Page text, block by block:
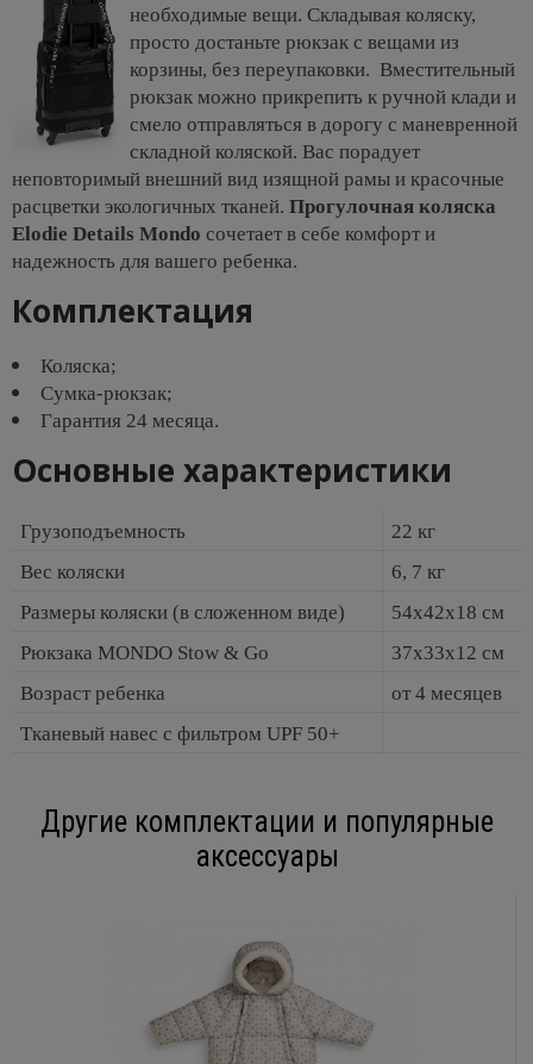
необходимые вещи. Складывая коляску,
просто достаньте рюкзак с вещами из
корзины, без переупаковки. Вместительный
рюкзак можно прикрепить к ручной клади и
смело отправляться в дорогу с маневренной
складной коляской. Вас порадует
неповторимый внешний вид изящной рамы и красочные
расцветки экологичных тканей. Прогулочная коляска
Elodie Details Mondo сочетает в себе комфорт и
надежность для вашего ребенка.
Комплектация
Коляска;
Сумка-рюкзак;
Гарантия 24 месяца.
Основные характеристики
Грузоподъемность
22 кг
Вес коляски
6, 7 кг
Размеры коляски (в сложенном виде)
54х42х18 см
Рюкзака MONDO Stow & Go
37x33x12 см
Возраст ребенка
от 4 месяцев
Тканевый навес с фильтром UPF 50+
Другие комплектации и популярные
аксессуары